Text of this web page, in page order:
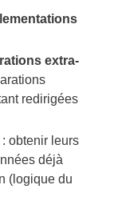
extra-
redirigées
: obtenir leurs
déjà
(logique du